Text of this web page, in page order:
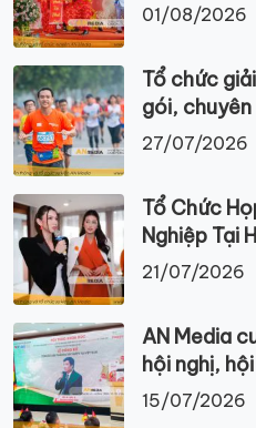
01/08/2026
Tổ chức
gói,
27/07/2026
Tổ Chức
Nghiệp Tại
21/07/2026
AN Media
hội nghị,
15/07/2026